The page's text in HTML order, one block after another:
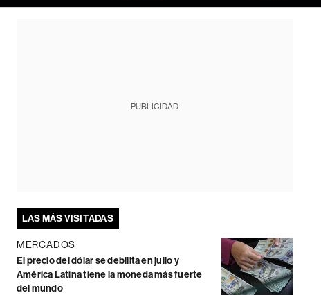
PUBLICIDAD
LAS MÁS VISITADAS
MERCADOS
El precio del dólar se debilita en julio y
América Latina tiene la moneda más fuerte
del mundo